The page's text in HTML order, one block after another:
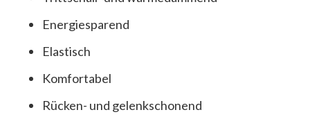
Energiesparend
Elastisch
Komfortabel
Rücken- und gelenkschonend